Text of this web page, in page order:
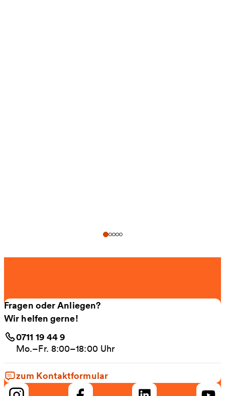
Fragen oder Anliegen?
Wir helfen gerne!
0711 19 44 9
Mo.–Fr. 8:00–18:00 Uhr
zum Kontaktformular